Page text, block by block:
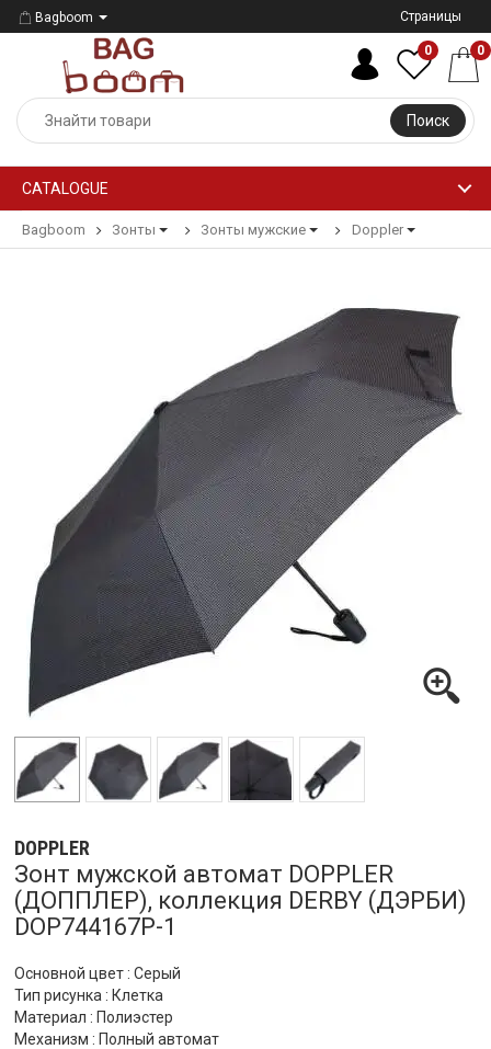
Bagboom Страницы
Поиск
0 0
CATALOGUE
Bagboom Зонты Зонты мужские Doppler
DOPPLER
Зонт мужской автомат DOPPLER
(ДОППЛЕР), коллекция DERBY (ДЭРБИ)
DOP744167P-1
Основной цвет : Серый
Тип рисунка : Клетка
Материал : Полиэстер
Механизм : Полный автомат